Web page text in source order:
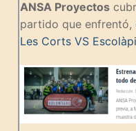
ANSA Proyectos
partido que enfrentó,
Les Corts VS